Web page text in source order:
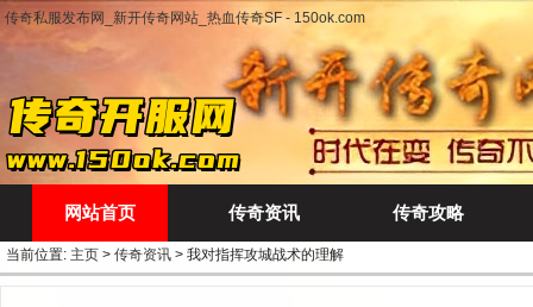
传奇私服发布网_新开传奇网站_热血传奇SF - 150ok.com
网站首页 传奇资讯 传奇攻略
当前位置: 主页 > 传奇资讯 > 我对指挥攻城战术的理解